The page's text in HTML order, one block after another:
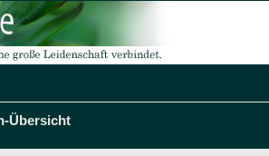
Übersicht